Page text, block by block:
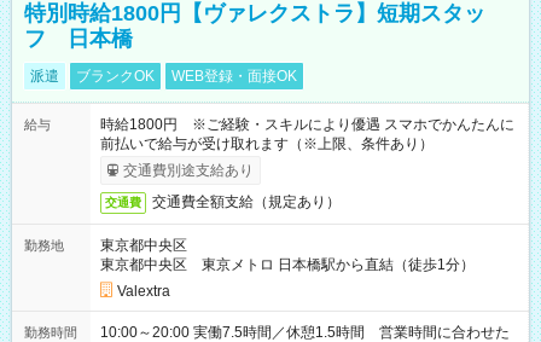
特別時給1800円【ヴァレクストラ】短期スタッ
フ 日本橋
派遣 ブランクOK WEB登録・面接OK
給与
時給1800円 ※ご経験・スキルにより優遇 スマホでかんたんに
前払いで給与が受け取れます（※上限、条件あり）
交通費別途支給あり
交通費 交通費全額支給（規定あり）
勤務地
東京都中央区
東京都中央区 東京メトロ 日本橋駅から直結（徒歩1分）
Valextra
勤務時間
10:00～20:00 実働7.5時間／休憩1.5時間 営業時間に合わせた